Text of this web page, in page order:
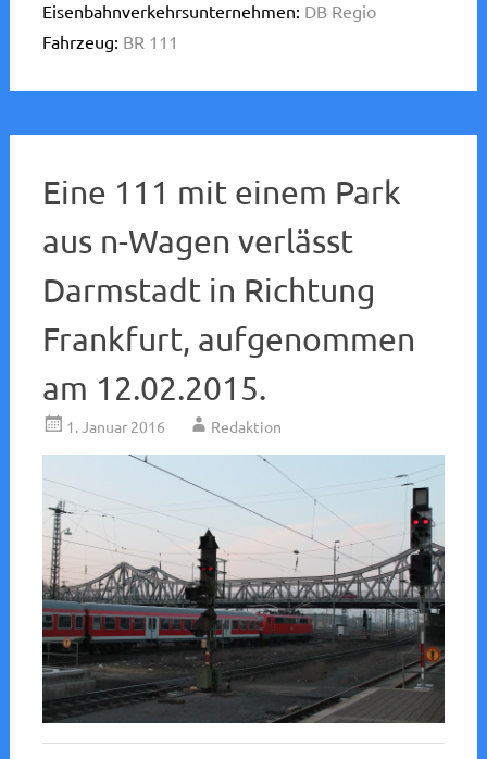
Eisenbahnverkehrsunternehmen: DB Regio
Fahrzeug: BR 111
Eine 111 mit einem Park
aus n-Wagen verlässt
Darmstadt in Richtung
Frankfurt, aufgenommen
am 12.02.2015.
1. Januar 2016 Redaktion